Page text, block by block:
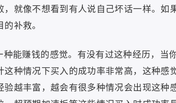
，就像不想看到有人说自己坏话一样。
补救。
种能赚钱的感觉。有没有过这种经历，当
这种情况下买入的成功率非常高，这种感
验越丰富，越会有很多种情况会出现这种